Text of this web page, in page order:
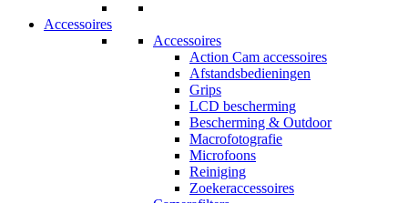
Accessoires
Accessoires
Action Cam accessoires
Afstandsbedieningen
Grips
LCD bescherming
Bescherming & Outdoor
Macrofotografie
Microfoons
Reiniging
Zoekeraccessoires